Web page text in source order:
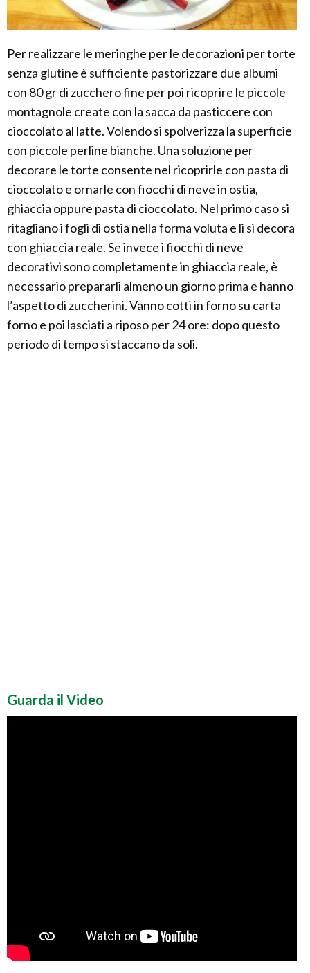
Per realizzare le meringhe per le decorazioni per torte
senza glutine è sufficiente pastorizzare due albumi
con 80 gr di zucchero fine per poi ricoprire le piccole
montagnole create con la sacca da pasticcere con
cioccolato al latte. Volendo si spolverizza la superficie
con piccole perline bianche. Una soluzione per
decorare le torte consente nel ricoprirle con pasta di
cioccolato e ornarle con fiocchi di neve in ostia,
ghiaccia oppure pasta di cioccolato. Nel primo caso si
ritagliano i fogli di ostia nella forma voluta e li si decora
con ghiaccia reale. Se invece i fiocchi di neve
decorativi sono completamente in ghiaccia reale, è
necessario prepararli almeno un giorno prima e hanno
l’aspetto di zuccherini. Vanno cotti in forno su carta
forno e poi lasciati a riposo per 24 ore: dopo questo
periodo di tempo si staccano da soli.
Guarda il Video